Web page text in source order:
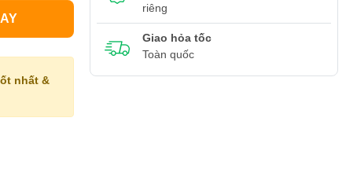
nhất &
riêng
Giao hỏa tốc
Toàn quốc